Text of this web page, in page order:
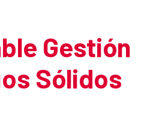
Gestión
Sólidos